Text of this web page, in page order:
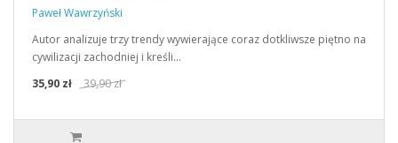
Paweł Wawrzyński
Autor analizuje trzy trendy wywierające coraz dotkliwsze piętno na
cywilizacji zachodniej i kreśli…
35,90 zł
39,90 zł